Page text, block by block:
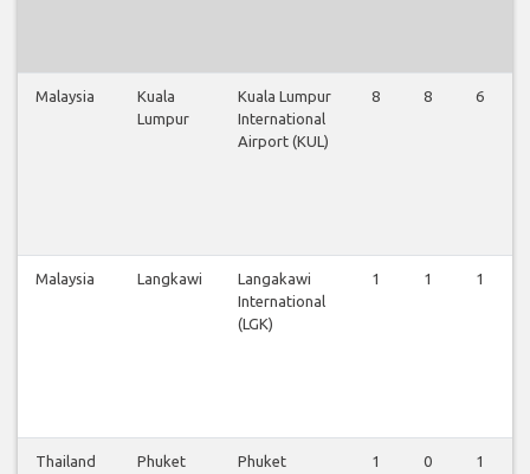
Malaysia
Kuala
Lumpur
Kuala Lumpur
International
Airport (KUL)
8 8 6
Malaysia Langkawi
Langakawi
International
(LGK)
1 1 1
Thailand Phuket
Phuket
1 0 1